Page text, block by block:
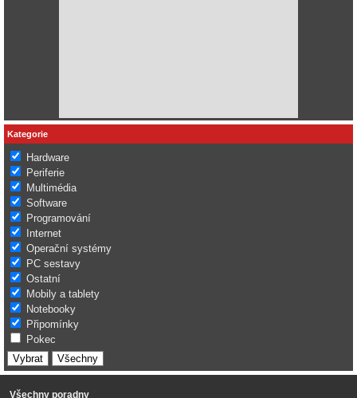
Kategorie
Hardware
Periferie
Multimédia
Software
Programování
Internet
Operační systémy
PC sestavy
Ostatní
Mobily a tablety
Notebooky
Připomínky
Pokec
Všechny poradny